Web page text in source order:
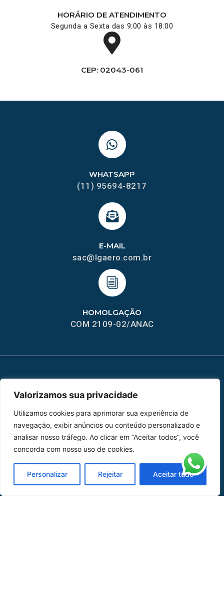
Valorizamos sua privacidade
Utilizamos cookies para aprimorar sua experiência de
navegação, exibir anúncios ou conteúdo personalizado e
analisar nosso tráfego. Ao clicar em “Aceitar todos”, você
concorda com nosso uso de cookies.
Personalizar Rejeitar Aceitar tudo
HORÁRIO DE ATENDIMENTO
Segunda a Sexta das 9:00 às 18:00
CEP: 02043-061
HOMOLGAÇÃO
COM 2109-02/ANAC
E-MAIL
sac@lgaero.com.br
WHATSAPP
(11) 95694-8217
Peças
Catálogo de Aplicações
Oficina de Mangueiras